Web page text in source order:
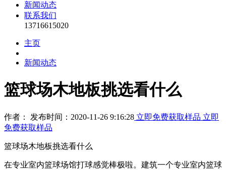
新闻动态
联系我们
13716615020
主页
新闻动态
篮球场木地板挑选看什么
作者： 发布时间：2020-11-26 9:16:28 立即免费获取样品 立即
免费获取样品
篮球场木地板挑选看什么
在专业室内篮球场馆打球感觉棒极啦。建筑一个专业室内篮球